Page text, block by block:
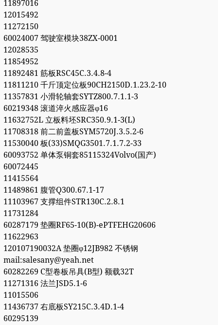
11897016
12015492
11272150
60024007 驾驶室模块38ZX-0001
12028535
11854952
11892481 筋板RSC45C.3.4.8-4
11811210 千斤顶定位板90CH2150D.1.23.2-10
11357831 小滑轮轴套SYTZ800.7.1.1-3
60219348 滚道淬火感应器φ16
11632752L 立板料坯SRC350.9.1-3(L)
11708318 前二前盖板SYM5720J.3.5.2-6
11530040 板(33)SMQG3501.7.1.7.2-33
60093752 单体泵铜套85115324Volvo(国产)
60072445
11415564
11489861 腹管Q300.67.1-17
11103967 支撑组件STR130C.2.8.1
11731284
60287179 垫圈RF65-10(B)-ePTFEHG20606
11622963
120107190032A 垫圈φ12JB982 不锈钢
mail:salesany@yeah.net
60282269 C型卷板吊具(B型) 额载32T
11271316 法兰JSD5.1-6
11015506
11436737 右底板SY215C.3.4D.1-4
60295139